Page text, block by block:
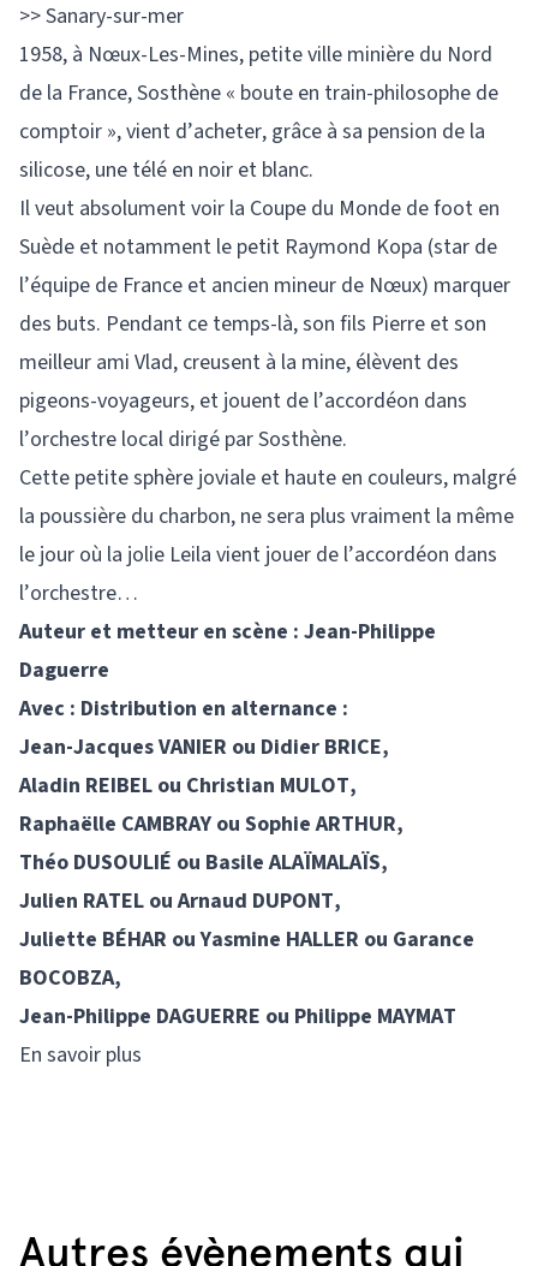
>> Sanary-sur-mer
1958, à Nœux-Les-Mines, petite ville minière du Nord
de la France, Sosthène « boute en train-philosophe de
comptoir », vient d’acheter, grâce à sa pension de la
silicose, une télé en noir et blanc.
Il veut absolument voir la Coupe du Monde de foot en
Suède et notamment le petit Raymond Kopa (star de
l’équipe de France et ancien mineur de Nœux) marquer
des buts. Pendant ce temps-là, son fils Pierre et son
meilleur ami Vlad, creusent à la mine, élèvent des
pigeons-voyageurs, et jouent de l’accordéon dans
l’orchestre local dirigé par Sosthène.
Cette petite sphère joviale et haute en couleurs, malgré
la poussière du charbon, ne sera plus vraiment la même
le jour où la jolie Leila vient jouer de l’accordéon dans
l’orchestre…
Auteur et metteur en scène : Jean-Philippe
Daguerre
Avec : Distribution en alternance :
Jean-Jacques VANIER ou Didier BRICE,
Aladin REIBEL ou Christian MULOT,
Raphaëlle CAMBRAY ou Sophie ARTHUR,
Théo DUSOULIÉ ou Basile ALAÏMALAÏS,
Julien RATEL ou Arnaud DUPONT,
Juliette BÉHAR ou Yasmine HALLER ou Garance
BOCOBZA,
Jean-Philippe DAGUERRE ou Philippe MAYMAT
En savoir plus
Autres évènements qui